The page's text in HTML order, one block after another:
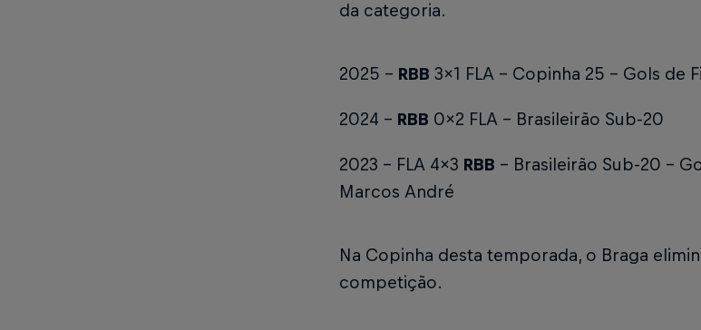
da categoria.
2025 - RBB 3x1 FLA - Copinha 25 - Gols de
2024 - RBB 0x2 FLA - Brasileirão Sub-20
2023 - FLA 4x3 RBB - Brasileirão Sub-20 -
Marcos André
Na Copinha desta temporada, o Braga
competição.